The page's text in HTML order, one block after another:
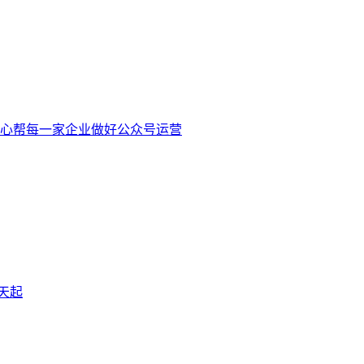
帮每一家企业做好公众号运营
起